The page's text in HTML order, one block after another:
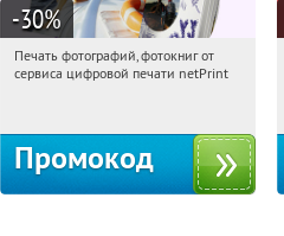
-30%
11:21:33 Получили:
Печать фотографий, фотокниг от
сервиса цифровой печати netPrint
Промокод